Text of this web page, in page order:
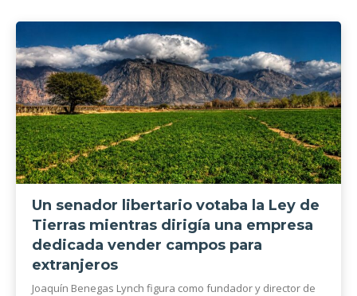
Un senador libertario votaba la Ley de
Tierras mientras dirigía una empresa
dedicada vender campos para
extranjeros
Joaquín Benegas Lynch figura como fundador y director de